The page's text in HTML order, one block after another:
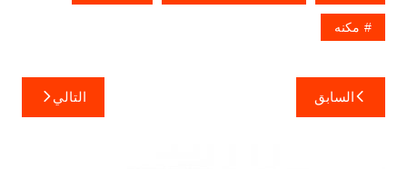
مكنه
تصفّح
المقالات
السابق التالي